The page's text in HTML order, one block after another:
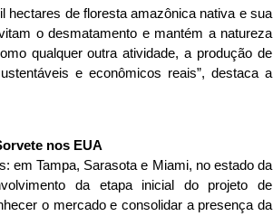
hectares de floresta amazônica nativa e sua
o desmatamento e mantém a natureza
qualquer outra atividade, a produção de
e econômicos reais”, destaca a
em Tampa, Sarasota e Miami, no estado da
da etapa inicial do projeto de
o mercado e consolidar a presença da